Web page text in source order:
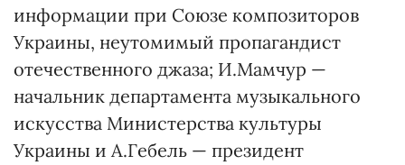
информации при Союзе композиторов
Украины, неутомимый пропагандист
отечественного джаза; И.Мамчур —
начальник департамента музыкального
искусства Министерства культуры
Украины и А.Гебель — президент